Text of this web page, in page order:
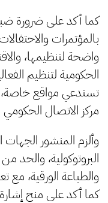
كما أكد على ضرورة
بالمؤتمرات
واضحة لتنظيمها،
الحكومية لتنظيم
تستدعي مواقع
مركز الاتصال الحكومي
وألزم المنشور الجهات
البروتوكولية، والحد
والطباعة الورقية، مع
كما أكد على منح